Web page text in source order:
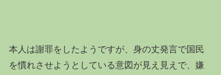
本人は謝罪をしたようですが、身の丈発言で国民
を慣れさせようとしている意図が見え見えで、嫌